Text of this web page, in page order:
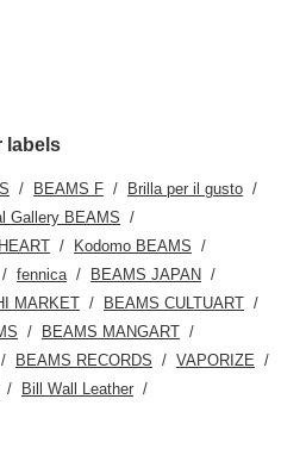
labels
BEAMS F
Brilla per il gusto
Gallery BEAMS
Kodomo BEAMS
fennica
BEAMS JAPAN
MARKET
BEAMS CULTUART
BEAMS MANGART
BEAMS RECORDS
VAPORIZE
Bill Wall Leather